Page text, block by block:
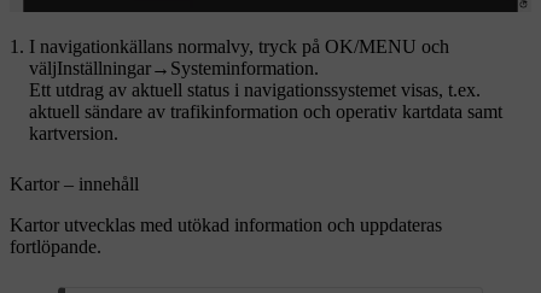
I navigationkällans normalvy, tryck på OK/MENU och
väljInställningar→ Systeminformation.
Ett utdrag av aktuell status i navigationssystemet visas, t.ex.
aktuell sändare av trafikinformation och operativ kartdata samt
kartversion.
Kartor – innehåll
Kartor utvecklas med utökad information och uppdateras
fortlöpande.